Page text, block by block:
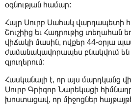
օգնության համար:
Հայր Սուրբ Սահակ վարդապետի
Շուշիից եւ Հադրութից
վիճակի մասին, ովքեր 44-օրյա
ժամանակավորապես բնակվում
գյուղերում:
Հասկանալի է, որ այս մարդկանց
Սուրբ Գրիգոր Նարեկացի
խոստացավ, որ միջոցներ